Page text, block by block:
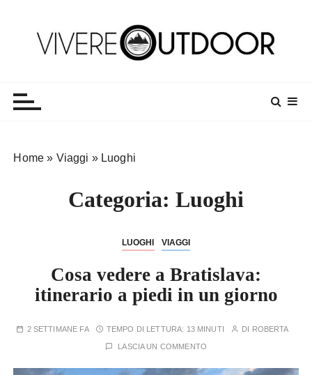
Home » Viaggi » Luoghi
Categoria: Luoghi
LUOGHI VIAGGI
Cosa vedere a Bratislava:
itinerario a piedi in un giorno
2 SETTIMANE FA TEMPO DI LETTURA: 13 MINUTI DI ROBERTA
LASCIA UN COMMENTO